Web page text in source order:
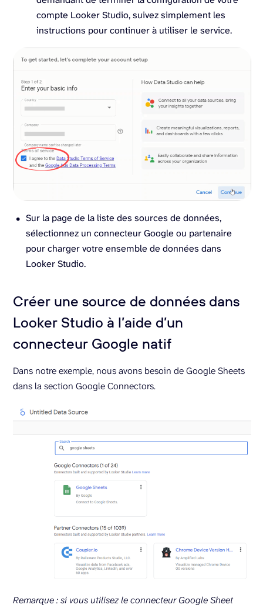
compte Looker Studio, suivez simplement les
instructions pour continuer à utiliser le service.
Sur la page de la liste des sources de données,
sélectionnez un connecteur Google ou partenaire
pour charger votre ensemble de données dans
Looker Studio.
Créer une source de données dans
Looker Studio à l’aide d’un
connecteur Google natif
Dans notre exemple, nous avons besoin de Google Sheets
dans la section Google Connectors.
Remarque : si vous utilisez le connecteur Google Sheet